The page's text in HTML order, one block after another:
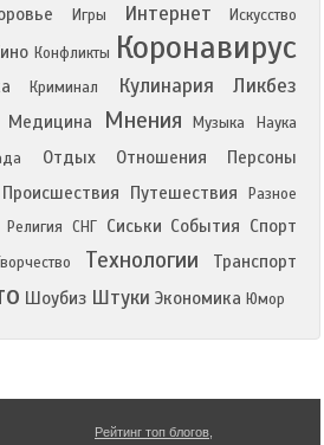
Игры Интернет Искусство
Конфликты Коронавирус
Криминал Кулинария Ликбез
Медицина Мнения Музыка Наука
Отдых Отношения Персоны
Происшествия Путешествия
Разное
Религия СНГ Сиськи События Спорт
Технологии Транспорт
Шоубиз Штуки Экономика Юмор
Рейтинг топ блогов